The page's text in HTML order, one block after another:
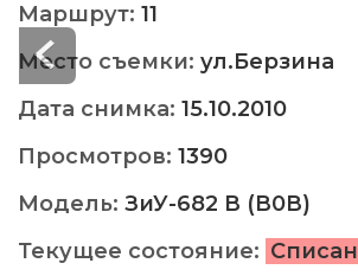
Маршрут: 11
Место съемки: ул.Берзина
Дата снимка: 15.10.2010
Просмотров: 1390
Модель: ЗиУ-682 В (В0В)
Текущее состояние: Списан